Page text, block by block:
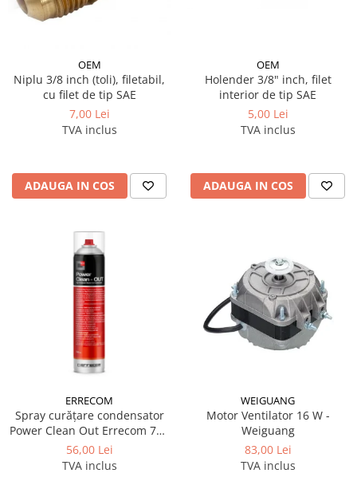
OEM
Niplu 3/8 inch (toli), filetabil,
cu filet de tip SAE
7,00 Lei
TVA inclus
ADAUGA IN COS
OEM
Holender 3/8" inch, filet
interior de tip SAE
5,00 Lei
TVA inclus
ADAUGA IN COS
ERRECOM
Spray curățare condensator
Power Clean Out Errecom 750
ml
56,00 Lei
TVA inclus
WEIGUANG
Motor Ventilator 16 W -
Weiguang
83,00 Lei
TVA inclus